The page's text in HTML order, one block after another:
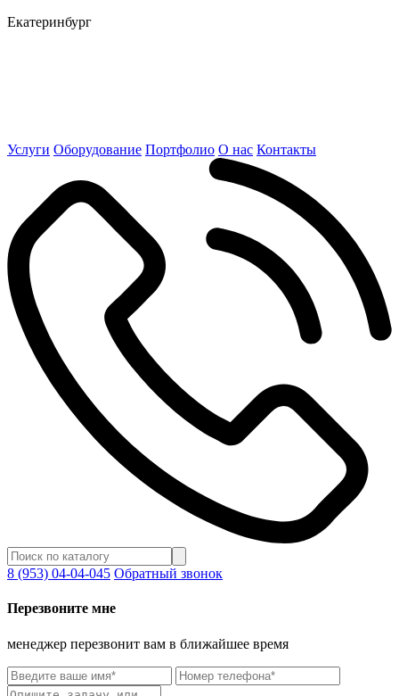
Екатеринбург
Услуги Оборудование Портфолио О нас Контакты
8 (953) 04-04-045 Обратный звонок
Перезвоните мне
менеджер перезвонит вам в ближайшее время